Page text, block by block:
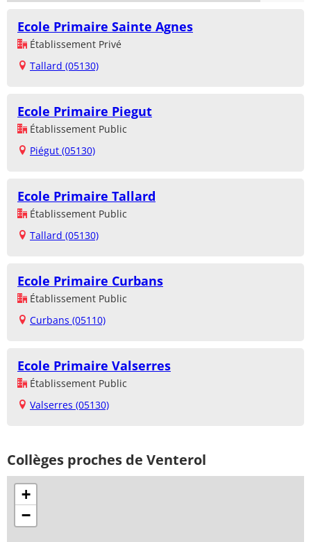
Ecole Primaire Sainte Agnes
Établissement Privé
Tallard (05130)
Ecole Primaire Piegut
Établissement Public
Piégut (05130)
Ecole Primaire Tallard
Établissement Public
Tallard (05130)
Ecole Primaire Curbans
Établissement Public
Curbans (05110)
Ecole Primaire Valserres
Établissement Public
Valserres (05130)
Collèges proches de Venterol
+
−